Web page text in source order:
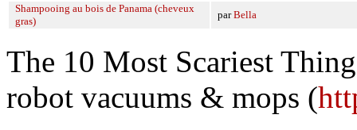
Shampooing au bois de Panama (cheveux
gras)
parBella
The 10 Most Scariest
robot vacuums & mops (